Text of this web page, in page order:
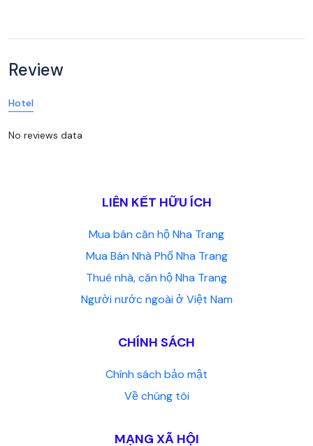
Review
Hotel
No reviews data
LIÊN KẾT HỮU ÍCH
Mua bán căn hộ Nha Trang
Mua Bán Nhà Phố Nha Trang
Thuê nhà, căn hộ Nha Trang
Người nước ngoài ở Việt Nam
CHÍNH SÁCH
Chính sách bảo mật
Về chúng tôi
MẠNG XÃ HỘI